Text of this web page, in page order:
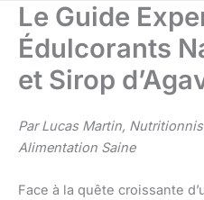
Le Guide
Édulcorants
et Sirop
Par Lucas Martin,
Alimentation Saine
Face à la quête croissante